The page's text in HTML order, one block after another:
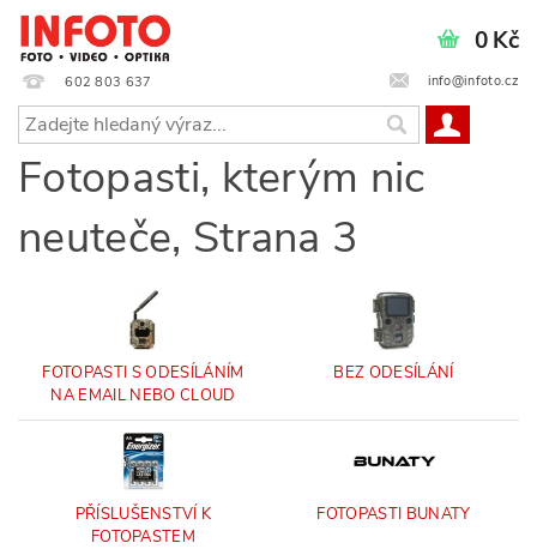
602 803 637 info@infoto.cz
0 Kč
Fotopasti, kterým nic
neuteče, Strana 3
FOTOPASTI S ODESÍLÁNÍM
NA EMAIL NEBO CLOUD
BEZ ODESÍLÁNÍ
PŘÍSLUŠENSTVÍ K
FOTOPASTEM
FOTOPASTI BUNATY